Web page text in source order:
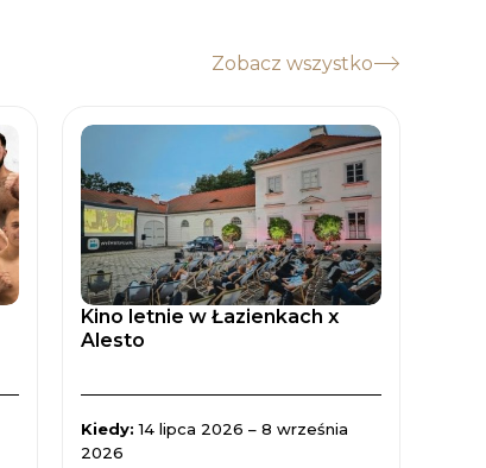
Zobacz wszystko
Kino letnie w Łazienkach x
Alesto
Kiedy:14 lipca 2026 – 8 września
2026